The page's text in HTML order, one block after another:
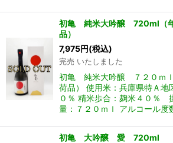
初亀 純米大吟醸 720ml（
品）
7,975円(税込)
完売 いたしました
初亀 純米大吟醸 ７２０ｍ
荷品） 使用米：兵庫県特Ａ地
０％ 精米歩合：麹米４０％
量：７２０ｍｌ アルコール度
初亀 大吟醸 愛 720ml